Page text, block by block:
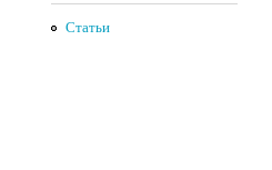
Статьи